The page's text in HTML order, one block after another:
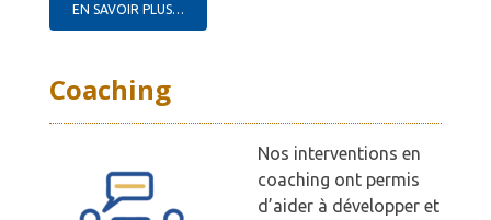
EN SAVOIR PLUS…
Coaching
Nos interventions en
coaching ont permis
d’aider à développer et